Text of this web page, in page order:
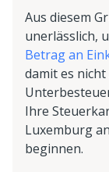
Aus diesem
unerlässlich,
Betrag an
damit es
Ihre
Luxemburg
beginnen.